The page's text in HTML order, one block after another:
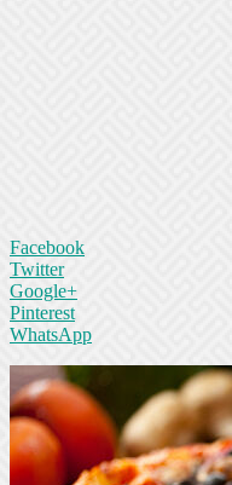
Facebook
Twitter
Google+
Pinterest
WhatsApp